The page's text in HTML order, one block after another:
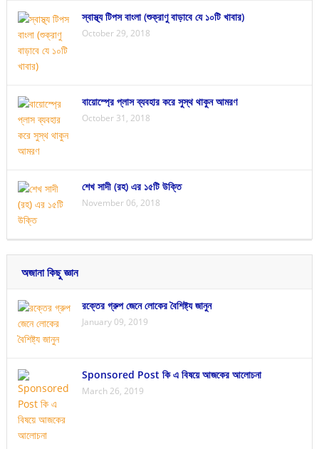
স্বাস্থ্য টিপস বাংলা (শুক্রাণু বাড়াবে যে ১০টি খাবার)
October 29, 2018
বায়োস্প্রে প্লাস ব্যবহার করে সুস্থ থাকুন আমরণ
October 31, 2018
শেখ সাদী (রহ) এর ১৫টি উক্তি
November 06, 2018
অজানা কিছু জ্ঞান
রক্তের গ্রুপ জেনে লোকের বৈশিষ্ট্য জানুন
January 09, 2019
Sponsored Post কি এ বিষয়ে আজকের আলোচনা
March 26, 2019